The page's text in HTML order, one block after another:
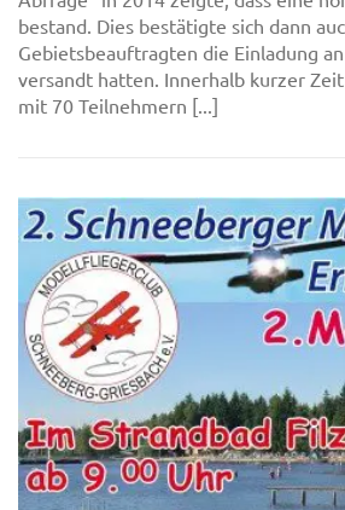
bestand. Dies bestätigte sich dann
Gebietsbeauftragten die Einladung
versandt hatten. Innerhalb kurzer
mit 70 Teilnehmern [...]